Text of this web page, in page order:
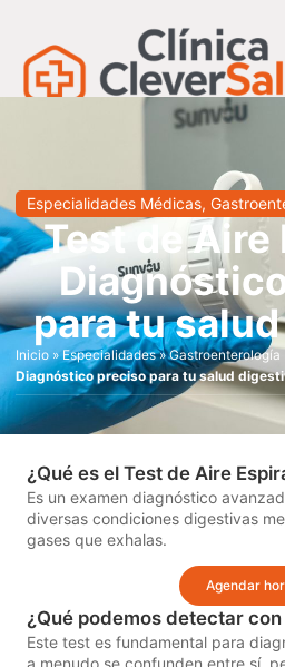
Especialidades Médicas,
Test de Aire
para tu
Inicio»Especialidades»Gastroenterología
Diagnóstico preciso para tu salud
¿Qué es el Test de Aire
Es un examen diagnóstico
diversas condiciones digestivas
gases que exhalas.
Agendar
¿Qué podemos detectar
Este test es fundamental para